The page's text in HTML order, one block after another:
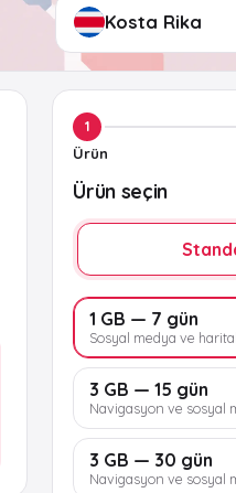
1
Ürün
Ürün seçin
1 GB — 7 gün
Sosyal medya ve
3 GB — 15 gün
Navigasyon ve sosyal
3 GB — 30 gün
Navigasyon ve sosyal